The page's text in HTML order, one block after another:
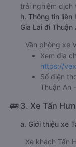
trải nghiệm dịch
h. Thông tin
Gia Lai đi
Văn phòng xe
Xem địa
https://
Số điện
Thuận An
🚌 3. Xe Tấn
a. Giới thiệu xe
Xe khách Tấn